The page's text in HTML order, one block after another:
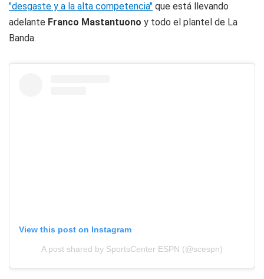
"desgaste y a la alta competencia" que está llevando
adelante Franco Mastantuono y todo el plantel de La
Banda.
View this post on Instagram
A post shared by SportsCenter ESPN (@scespn)